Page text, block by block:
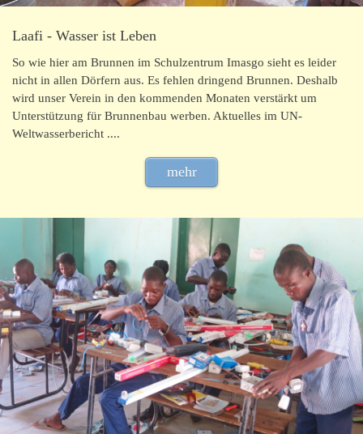
Laafi - Wasser ist Leben
So wie hier am Brunnen im Schulzentrum Imasgo sieht es leider
nicht in allen Dörfern aus. Es fehlen dringend Brunnen. Deshalb
wird unser Verein in den kommenden Monaten verstärkt um
Unterstützung für Brunnenbau werben. Aktuelles im UN-
Weltwasserbericht ....
mehr